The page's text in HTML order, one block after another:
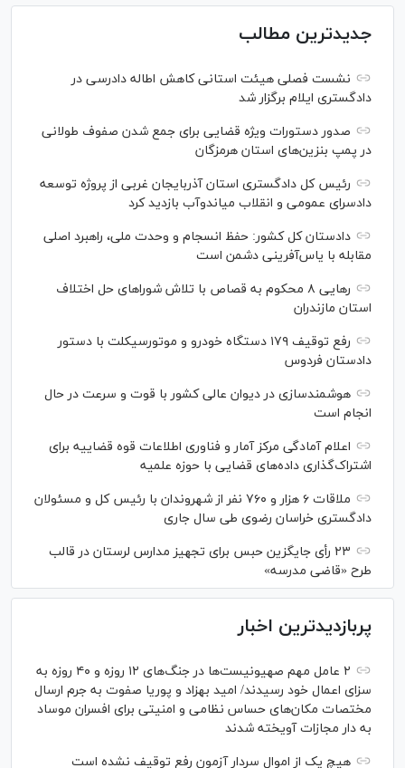
جدیدترین مطالب
نشست فصلی هیئت استانی کاهش اطاله دادرسی در
دادگستری ایلام برگزار شد
صدور دستورات ویژه قضایی برای جمع شدن صفوف طولانی
در پمپ بنزین‌های استان هرمزگان
رئیس کل دادگستری استان آذربایجان غربی از پروژه توسعه
دادسرای عمومی و انقلاب میاندوآب بازدید کرد
دادستان کل کشور: حفظ انسجام و وحدت ملی، راهبرد اصلی
مقابله با یاس‌آفرینی دشمن است
رهایی ۸ محکوم به قصاص با تلاش شورا‌های حل اختلاف
استان مازندران
رفع توقیف ۱۷۹ دستگاه خودرو و موتورسیکلت با دستور
دادستان فردوس
هوشمندسازی در دیوان عالی کشور با قوت و سرعت در حال
انجام است
اعلام آمادگی مرکز آمار و فناوری اطلاعات قوه قضاییه برای
اشتراک‌گذاری داده‌های قضایی با حوزه علمیه
ملاقات ۶ هزار و ۷۶۰ نفر از شهروندان با رئیس کل و مسئولان
دادگستری خراسان رضوی طی سال جاری
۲۳ رأی جایگزین حبس برای تجهیز مدارس لرستان در قالب
طرح «قاضی مدرسه»
پربازدیدترین اخبار
۲ عامل مهم صهیونیست‌ها در جنگ‌های ۱۲ روزه و ۴۰ روزه به
سزای اعمال خود رسیدند/ امید بهزاد و پوریا صفوت به جرم ارسال
مختصات مکان‌های حساس نظامی و امنیتی برای افسران موساد
به دار مجازات آویخته شدند
هیچ یک از اموال سردار آزمون رفع توقیف نشده است